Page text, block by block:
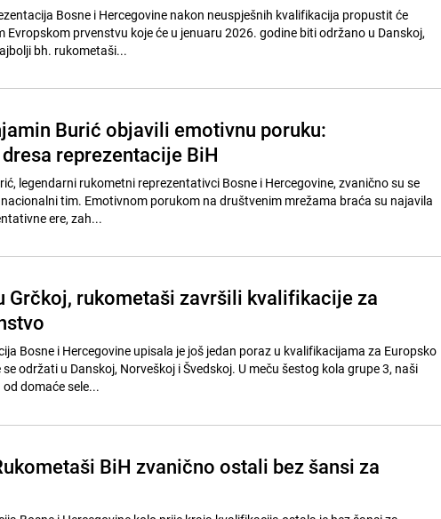
Bosne i Hercegovine nakon neuspješnih kvalifikacija propustit će
Evropskom prvenstvu koje će u jenuaru 2026. godine biti održano u Danskoj,
bh. rukometaši...
Burić objavili emotivnu poruku:
reprezentacije BiH
legendarni rukometni reprezentativci Bosne i Hercegovine, zvanično su se
tim. Emotivnom porukom na društvenim mrežama braća su najavila
ere, zah...
Grčkoj, rukometaši završili kvalifikacije za
Bosne i Hercegovine upisala je još jedan poraz u kvalifikacijama za Europsko
održati u Danskoj, Norveškoj i Švedskoj. U meču šestog kola grupe 3, naši
domaće sele...
BiH zvanično ostali bez šansi za